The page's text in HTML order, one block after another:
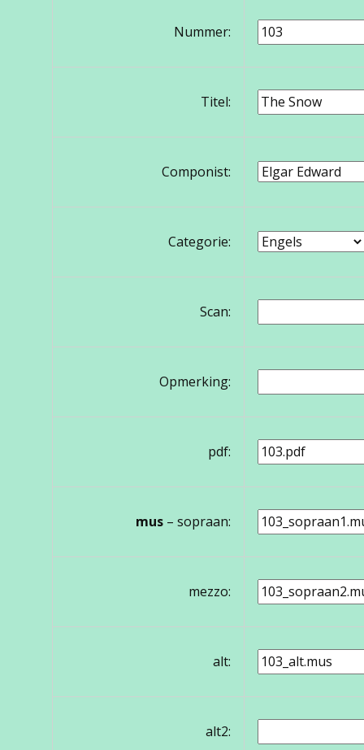
Nummer:
Titel:
Componist:
Categorie:
Scan:
Opmerking:
pdf:
mus – sopraan:
mezzo:
alt:
alt2: